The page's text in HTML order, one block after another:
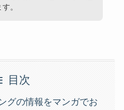
。
目次
グの情報をマンガでお